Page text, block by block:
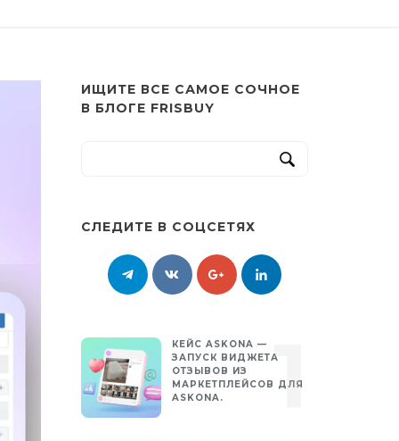
ИЩИТЕ ВСЕ САМОЕ СОЧНОЕ
В БЛОГЕ FRISBUY
СЛЕДИТЕ В СОЦСЕТЯХ
КЕЙС ASKONA —
ЗАПУСК ВИДЖЕТА
ОТЗЫВОВ ИЗ
МАРКЕТПЛЕЙСОВ ДЛЯ
ASKONA.